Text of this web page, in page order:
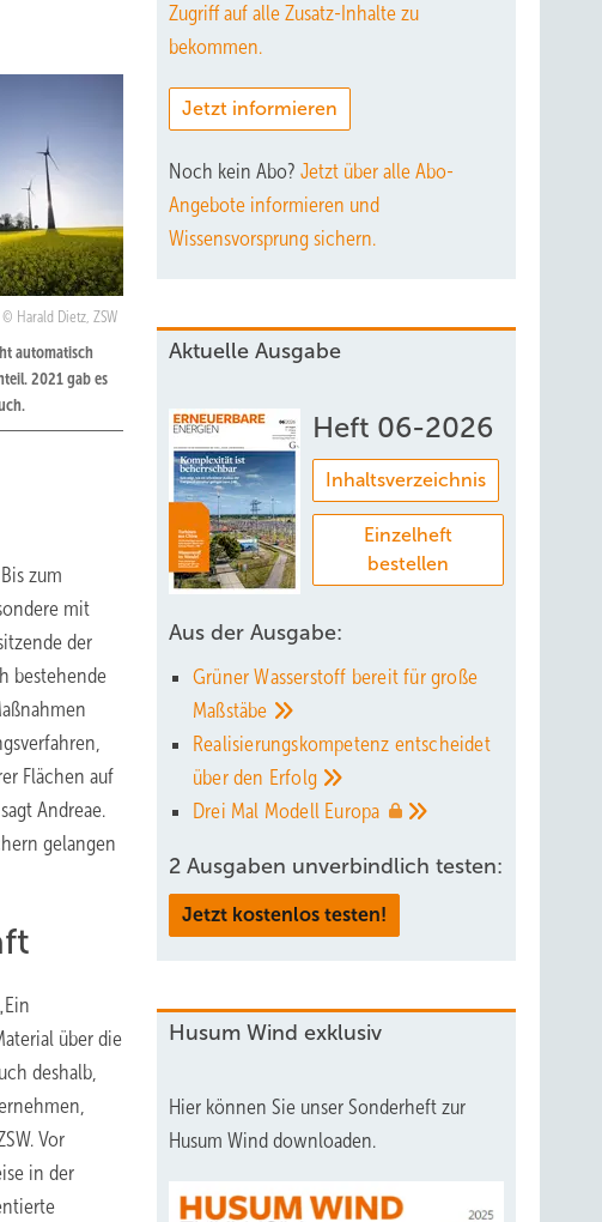
Harald Dietz, ZSW
automatisch
2021 gab es
zum
mit
der
bestehende
Flächen auf
Andreae.
gelangen
über die
deshalb,
Vor
in der
Zugriff auf alle Zusatz-Inhalte zu
bekommen.
Jetzt informieren
Noch kein Abo? Jetzt über alle Abo-
Angebote informieren und
Wissensvorsprung sichern.
Aktuelle Ausgabe
Heft 06-2026
Inhaltsverzeichnis
Einzelheft
bestellen
Aus der Ausgabe:
Grüner Wasserstoff bereit für große
Maßstäbe
Realisierungskompetenz entscheidet
über den Erfolg
Drei Mal Modell Europa
2 Ausgaben unverbindlich testen:
Jetzt kostenlos testen!
Husum Wind exklusiv
Hier können Sie unser Sonderheft zur
Husum Wind downloaden.